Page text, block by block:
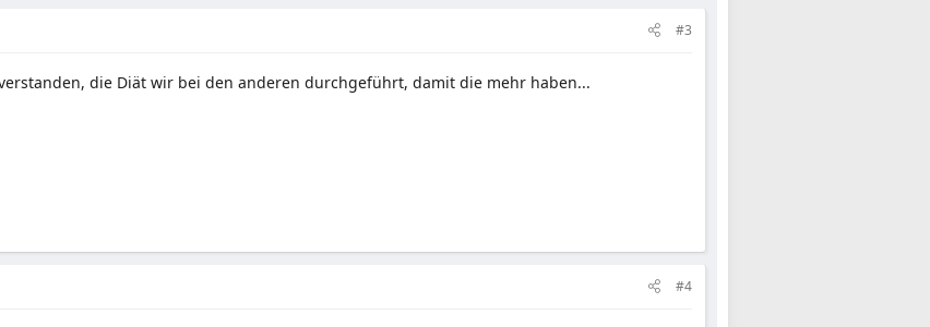
#3
die Diät wir bei den anderen durchgeführt, damit die mehr haben...
#4